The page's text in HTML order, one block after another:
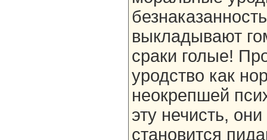
выкладывают
сраки голые!
уродство как
неокрепшей
эту нечисть,
становится